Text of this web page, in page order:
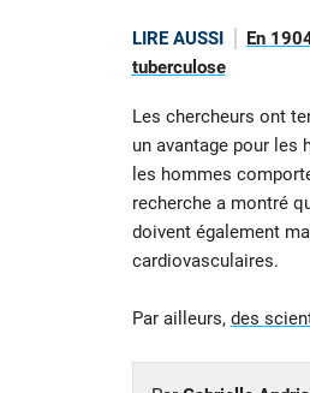
LIRE AUSSI
En
tuberculose
Les chercheurs ont
un avantage pour les
les hommes
recherche a montré
doivent également
cardiovasculaires.
Par ailleurs, des